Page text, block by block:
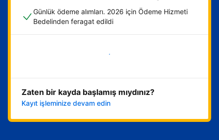
Günlük ödeme alımları. 2026 için Ödeme Hizmeti
Bedelinden feragat edildi
Hemen başla
Zaten bir kayda başlamış mıydınız?
Kayıt işleminize devam edin